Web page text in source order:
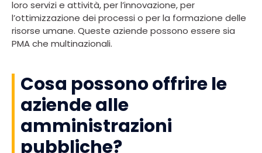
loro servizi e attività, per l’innovazione, per
l’ottimizzazione dei processi o per la formazione delle
risorse umane. Queste aziende possono essere sia
PMA che multinazionali.
Cosa possono offrire le
aziende alle
amministrazioni
pubbliche?